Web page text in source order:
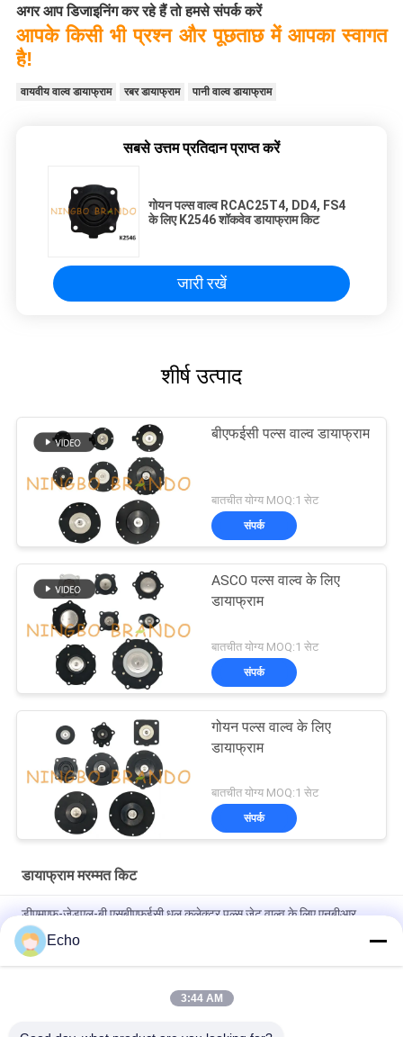
अगर आप डिजाइनिंग कर रहे हैं तो हमसे संपर्क करें
आपके किसी भी प्रश्न और पूछताछ में आपका स्वागत
है!
वायवीय वाल्व डायाफ्राम रबर डायाफ्राम पानी वाल्व डायाफ्राम
सबसे उत्तम प्रतिदान प्राप्त करें
गोयन पल्स वाल्व RCAC25T4, DD4, FS4
के लिए K2546 शॉकवेव डायाफ्राम किट
जारी रखें
शीर्ष उत्पाद
बीएफईसी पल्स वाल्व डायाफ्राम
बातचीत योग्य MOQ:1 सेट
संपर्क
ASCO पल्स वाल्व के लिए
डायाफ्राम
बातचीत योग्य MOQ:1 सेट
संपर्क
गोयन पल्स वाल्व के लिए
डायाफ्राम
बातचीत योग्य MOQ:1 सेट
संपर्क
डायाफ्राम मरम्मत किट
डीएमएफ-जेडएल-बी एसबीएफईसी धूल कलेक्टर पल्स जेट वाल्व के लिए एनबीआर
डायाफ्राम
BFEC पल्स जेट वाल्व 3/4 '' DMF-Z-20 DMF-ZM-20 . के लिए डायाफ्राम
SBFEC पल्स वाल्व 1 '' DMF-Z-25 DMF-ZM-25 DMF-Y-25 के लिए
Echo
3:44 AM